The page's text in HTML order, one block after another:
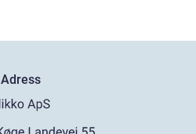
Adress